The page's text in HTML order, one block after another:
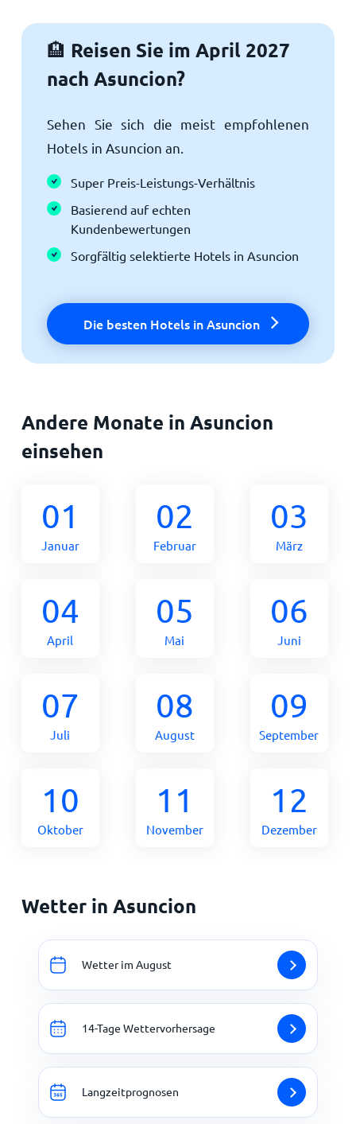
🏨 Reisen Sie im April 2027
nach Asuncion?
Sehen Sie sich die meist empfohlenen
Hotels in Asuncion an.
Super Preis-Leistungs-Verhältnis
Basierend auf echten
Kundenbewertungen
Sorgfältig selektierte Hotels in Asuncion
Die besten Hotels in Asuncion
Andere Monate in Asuncion
einsehen
01
Januar
02
Februar
03
März
04
April
05
Mai
06
Juni
07
Juli
08
August
09
September
10
Oktober
11
November
12
Dezember
Wetter in Asuncion
Wetter im August
14-Tage Wettervorhersage
Langzeitprognosen